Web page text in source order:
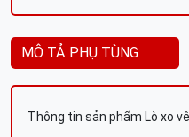
MÔ TẢ PHỤ TÙNG
Thông tin sản phẩm Lò xo